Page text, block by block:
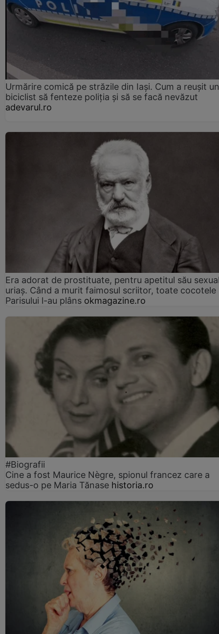
Urmărire comică pe străzile din Iași. Cum a reușit un
biciclist să fenteze poliția și să se facă nevăzut
adevarul.ro
Era adorat de prostituate, pentru apetitul său
uriaș. Când a murit faimosul scriitor, toate cocotele
Parisului l-au plâns okmagazine.ro
#Biografii
Cine a fost Maurice Nègre, spionul francez care a
sedus-o pe Maria Tănase historia.ro